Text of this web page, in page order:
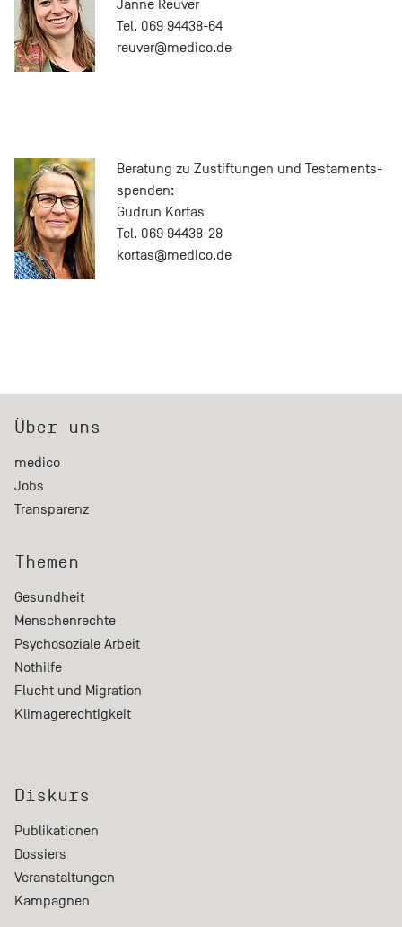
Janne Reuver
Tel. 069 94438-64
reuver@medico.de
Beratung zu Zustiftungen und Testaments­
spenden:
Gudrun Kortas
Tel. 069 94438-28
kortas@medico.de
Über uns
medico
Jobs
Transparenz
Themen
Gesundheit
Menschenrechte
Psychosoziale Arbeit
Nothilfe
Flucht und Migration
Klimagerechtigkeit
Diskurs
Publikationen
Dossiers
Veranstaltungen
Kampagnen